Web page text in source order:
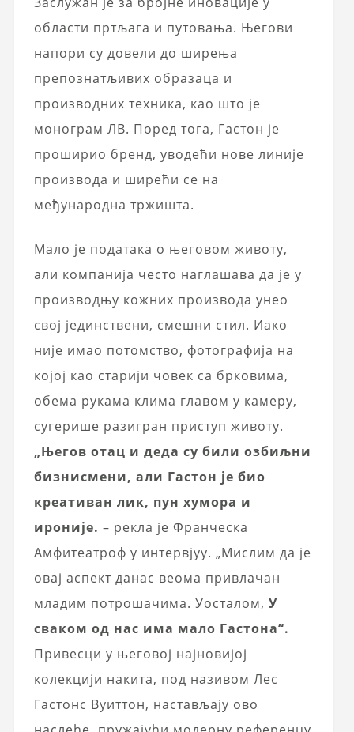
области пртљага и путовања. Његови
напори су довели до ширења
препознатљивих образаца и
производних техника, као што је
монограм ЛВ. Поред тога, Гастон је
проширио бренд, уводећи нове линије
производа и ширећи се на
међународна тржишта.
Мало је података о његовом животу,
али компанија често наглашава да је у
производњу кожних производа унео
свој јединствени, смешни стил. Иако
није имао потомство, фотографија на
којој као старији човек са брковима,
обема рукама клима главом у камеру,
сугерише разигран приступ животу.
„Његов отац и деда су били озбиљни
бизнисмени, али Гастон је био
креативан лик, пун хумора и
ироније. – рекла је Франческа
Амфитеатроф у интервјуу. „Мислим да је
овај аспект данас веома привлачан
младим потрошачима. Уосталом, У
сваком од нас има мало Гастона“.
Привесци у његовој најновијој
колекцији накита, под називом Лес
Гастонс Вуиттон, настављају ово